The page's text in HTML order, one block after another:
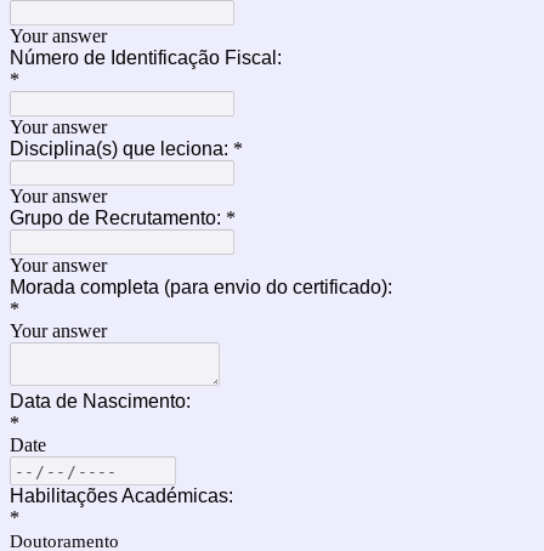
Your answer
Número de Identificação Fiscal:
*
Your answer
Disciplina(s) que leciona: *
Your answer
Grupo de Recrutamento: *
Your answer
Morada completa (para envio do certificado):
*
Your answer
Data de Nascimento:
*
Date
Habilitações Académicas:
*
Doutoramento